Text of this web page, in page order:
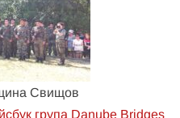
Свищов
група Danube Bridges